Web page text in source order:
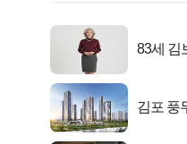
83세 김
김포 풍